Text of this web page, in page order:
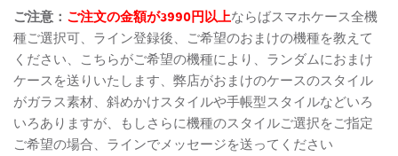
ご注意： ご注文の金額が3990円以上ならばスマホケース全機
種ご選択可、ライン登録後、ご希望のおまけの機種を教えて
ください、こちらがご希望の機種により、ランダムにおまけ
ケースを送りいたします、弊店がおまけのケースのスタイル
がガラス素材、斜めかけスタイルや手帳型スタイルなどいろ
いろありますが、もしさらに機種のスタイルご選択をご指定
ご希望の場合、ラインでメッセージを送ってください